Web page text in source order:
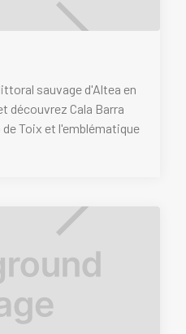
sauvage d'Altea en
découvrez Cala Barra
de Toix et l'emblématique